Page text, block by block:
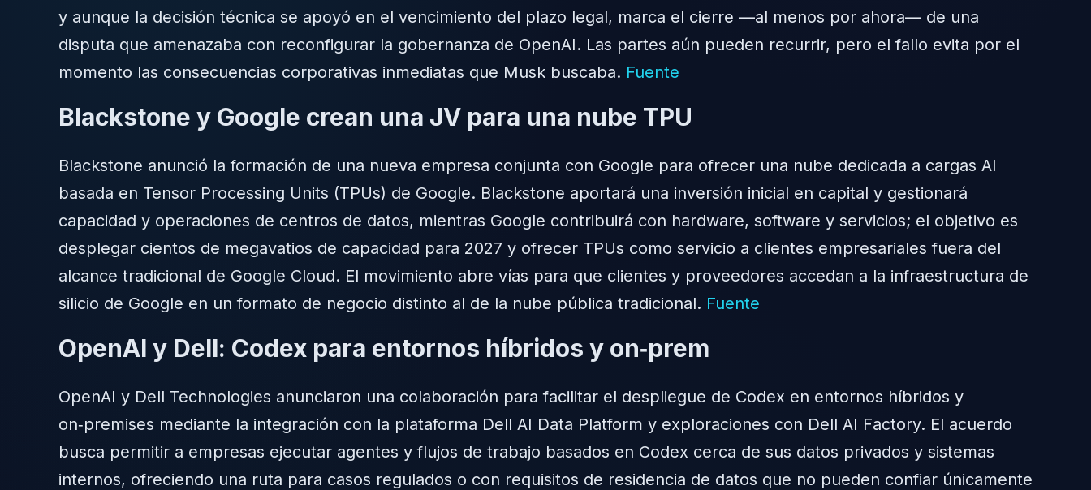
y aunque la decisión técnica se apoyó en el vencimiento del plazo legal, marca el cierre —al menos por ahora— de una
disputa que amenazaba con reconfigurar la gobernanza de OpenAI. Las partes aún pueden recurrir, pero el fallo evita por el
momento las consecuencias corporativas inmediatas que Musk buscaba. Fuente
Blackstone y Google crean una JV para una nube TPU
Blackstone anunció la formación de una nueva empresa conjunta con Google para ofrecer una nube dedicada a cargas AI
basada en Tensor Processing Units (TPUs) de Google. Blackstone aportará una inversión inicial en capital y gestionará
capacidad y operaciones de centros de datos, mientras Google contribuirá con hardware, software y servicios; el objetivo es
desplegar cientos de megavatios de capacidad para 2027 y ofrecer TPUs como servicio a clientes empresariales fuera del
alcance tradicional de Google Cloud. El movimiento abre vías para que clientes y proveedores accedan a la infraestructura de
silicio de Google en un formato de negocio distinto al de la nube pública tradicional. Fuente
OpenAI y Dell: Codex para entornos híbridos y on‑prem
OpenAI y Dell Technologies anunciaron una colaboración para facilitar el despliegue de Codex en entornos híbridos y
on‑premises mediante la integración con la plataforma Dell AI Data Platform y exploraciones con Dell AI Factory. El acuerdo
busca permitir a empresas ejecutar agentes y flujos de trabajo basados en Codex cerca de sus datos privados y sistemas
internos, ofreciendo una ruta para casos regulados o con requisitos de residencia de datos que no pueden confiar únicamente